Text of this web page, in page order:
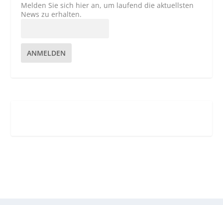
Melden Sie sich hier an, um laufend die aktuellsten
News zu erhalten.
ANMELDEN